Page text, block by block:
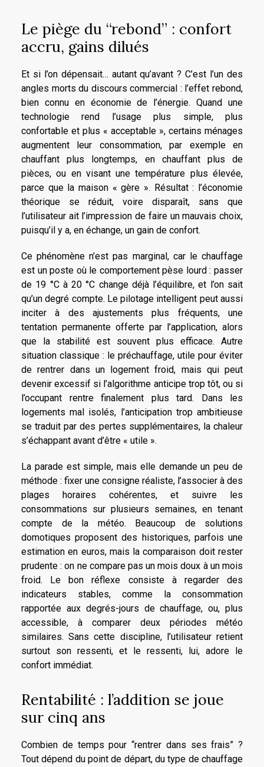
Le piège du “rebond” : confort
accru, gains dilués
Et si l’on dépensait… autant qu’avant ? C’est l’un des
angles morts du discours commercial : l’effet rebond,
bien connu en économie de l’énergie. Quand une
technologie rend l’usage plus simple, plus
confortable et plus « acceptable », certains ménages
augmentent leur consommation, par exemple en
chauffant plus longtemps, en chauffant plus de
pièces, ou en visant une température plus élevée,
parce que la maison « gère ». Résultat : l’économie
théorique se réduit, voire disparaît, sans que
l’utilisateur ait l’impression de faire un mauvais choix,
puisqu’il y a, en échange, un gain de confort.
Ce phénomène n’est pas marginal, car le chauffage
est un poste où le comportement pèse lourd : passer
de 19 °C à 20 °C change déjà l’équilibre, et l’on sait
qu’un degré compte. Le pilotage intelligent peut aussi
inciter à des ajustements plus fréquents, une
tentation permanente offerte par l’application, alors
que la stabilité est souvent plus efficace. Autre
situation classique : le préchauffage, utile pour éviter
de rentrer dans un logement froid, mais qui peut
devenir excessif si l’algorithme anticipe trop tôt, ou si
l’occupant rentre finalement plus tard. Dans les
logements mal isolés, l’anticipation trop ambitieuse
se traduit par des pertes supplémentaires, la chaleur
s’échappant avant d’être « utile ».
La parade est simple, mais elle demande un peu de
méthode : fixer une consigne réaliste, l’associer à des
plages horaires cohérentes, et suivre les
consommations sur plusieurs semaines, en tenant
compte de la météo. Beaucoup de solutions
domotiques proposent des historiques, parfois une
estimation en euros, mais la comparaison doit rester
prudente : on ne compare pas un mois doux à un mois
froid. Le bon réflexe consiste à regarder des
indicateurs stables, comme la consommation
rapportée aux degrés-jours de chauffage, ou, plus
accessible, à comparer deux périodes météo
similaires. Sans cette discipline, l’utilisateur retient
surtout son ressenti, et le ressenti, lui, adore le
confort immédiat.
Rentabilité : l’addition se joue
sur cinq ans
Combien de temps pour “rentrer dans ses frais” ?
Tout dépend du point de départ, du type de chauffage